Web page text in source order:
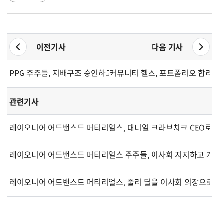
이전기사 다음 기사
PPG 주주들, 지배구조 승인하고 새 인센티브 계획 통과시켜
커뮤니티 헬스, 포트폴리오 합리
관련기사
레이오니어 어드밴스드 머티리얼스, 대니얼 크라브치크 CEO로
레이오니어 어드밴스드 머티리얼스 주주들, 이사회 지지하고 개
레이오니어 어드밴스드 머티리얼스, 줄리 딜을 이사회 의장으로